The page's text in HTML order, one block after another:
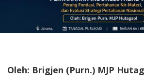
Oleh: Brigjen (Purn.) MJP